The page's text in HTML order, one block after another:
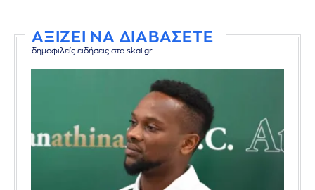
ΑΞΙΖΕΙ ΝΑ ΔΙΑΒΑΣΕΤΕ
δημοφιλείς ειδήσεις στο skai.gr